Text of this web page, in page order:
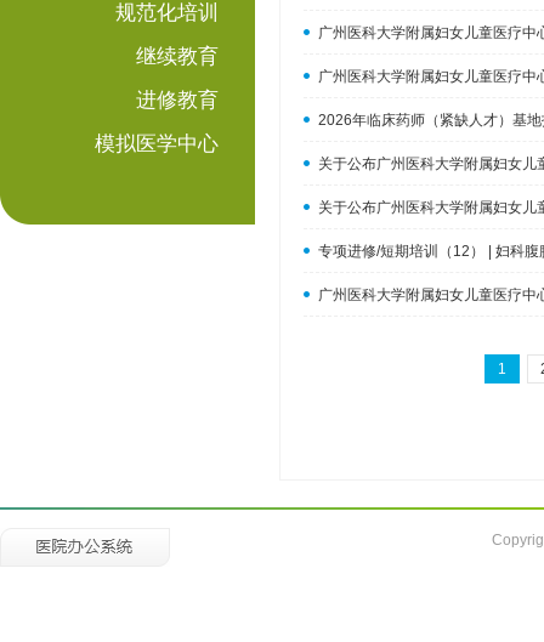
规范化培训
继续教育
进修教育
模拟医学中心
广州医科大学附属妇女儿童医疗
广州医科大学附属妇女儿童医疗
2026年临床药师（紧缺人才）基
关于公布广州医科大学附属妇女
关于公布广州医科大学附属妇女
专项进修/短期培训（12） | 妇科
广州医科大学附属妇女儿童医疗
1